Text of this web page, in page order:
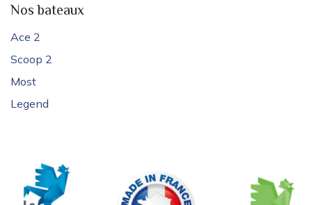
Nos bateaux
Ace 2
Scoop 2
Most
Legend